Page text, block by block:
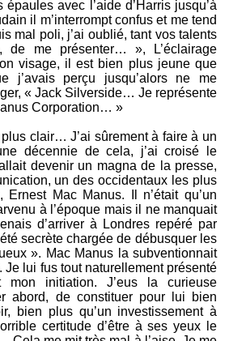
avec l’aide d’Harris jusqu’à
il m’interrompt confus et me tend
mal poli, j’ai oublié, tant vos talents
de me présenter… », L’éclairage
visage, il est bien plus jeune que
j’avais perçu jusqu’alors ne me
« Jack Silverside… Je représente
Corporation… »
clair… J’ai sûrement à faire à un
décennie de cela, j’ai croisé le
devenir un magna de la presse,
un des occidentaux les plus
Mac Manus. Il n’était qu’un
à l’époque mais il ne manquait
d’arriver à Londres repéré par
secrète chargée de débusquer les
». Mac Manus la subventionnait
Je lui fus tout naturellement présenté
mon initiation. J’eus la curieuse
abord, de constituer pour lui bien
bien plus qu’un investissement à
certitude d’être à ses yeux le